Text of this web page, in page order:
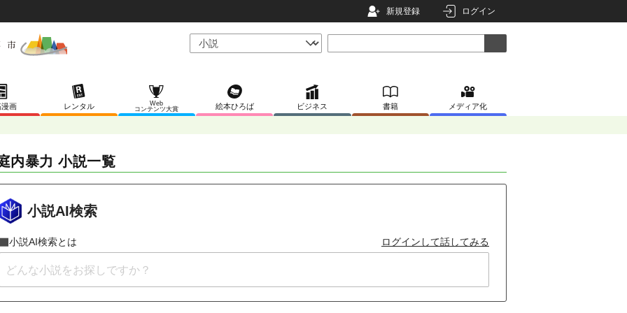
新規登録 ログイン
画 レンタル
Web
コンテンツ大賞
絵本ひろば ビジネス 書籍 メディア化
内暴力 小説一覧
小説AI検索
小説AI検索とは ログインして話してみる